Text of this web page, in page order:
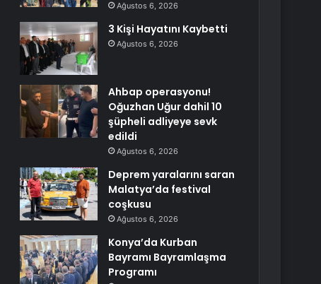
Ağustos 6, 2026
3 Kişi Hayatını Kaybetti
Ağustos 6, 2026
Ahbap operasyonu!
Oğuzhan Uğur dahil 10
şüpheli adliyeye sevk
edildi
Ağustos 6, 2026
Deprem yaralarını saran
Malatya’da festival
coşkusu
Ağustos 6, 2026
Konya’da Kurban
Bayramı Bayramlaşma
Programı